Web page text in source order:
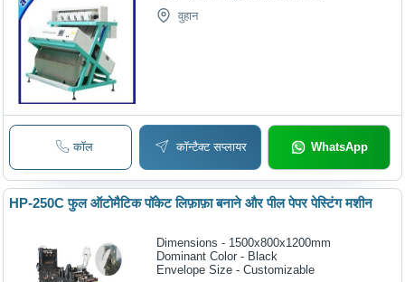
वुहान
कॉल कॉन्टैक्ट सप्लायर WhatsApp
HP-250C फुल ऑटोमैटिक पॉकेट लिफ़ाफ़ा बनाने और पील पेपर पेस्टिंग मशीन
Dimensions - 1500x800x1200mm
Dominant Color - Black
Envelope Size - Customizable